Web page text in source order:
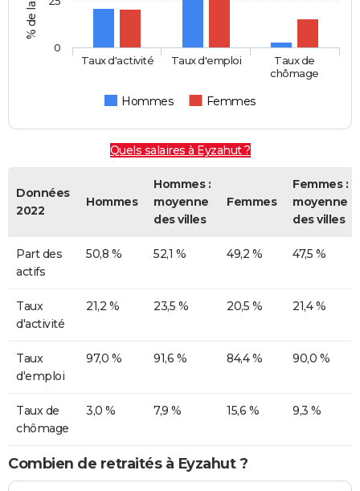
Hommes Femmes
Taux d'activité Taux d'emploi
Taux de
chômage
0
Quels salaires à Eyzahut ?
Données
2022
Hommes
Hommes :
moyenne
des villes
Femmes
Femmes :
moyenne
des villes
Part des
actifs
50,8 % 52,1 % 49,2 % 47,5 %
Taux
d'activité
21,2 % 23,5 % 20,5 % 21,4 %
Taux
d'emploi
97,0 % 91,6 % 84,4 % 90,0 %
Taux de
chômage
3,0 % 7,9 % 15,6 % 9,3 %
Combien de retraités à Eyzahut ?